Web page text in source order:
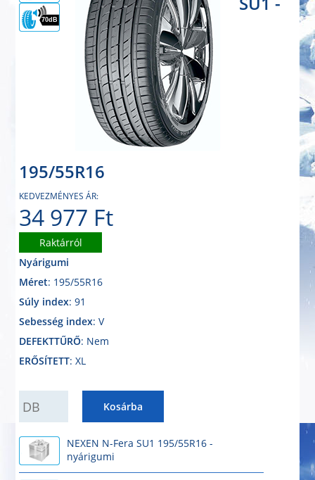
70dB
195/55R16
KEDVEZMÉNYES ÁR:
34 977 Ft
Raktárról
Nyárigumi
Méret: 195/55R16
Súly index: 91
Sebesség index: V
DEFEKTTŰRŐ: Nem
ERŐSÍTETT: XL
Kosárba
NEXEN N-Fera SU1 195/55R16 -
nyárigumi